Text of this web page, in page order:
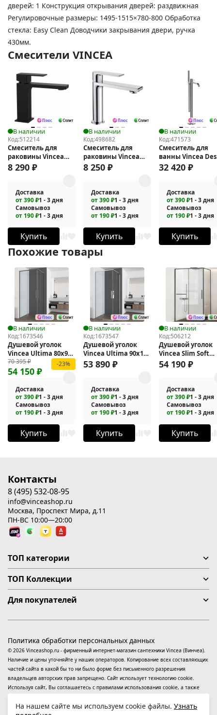
дверей: 1 Конструкция открывания дверей: раздвижная
Регулировочные размеры: 1495-1515×780-800 Обработка
стекла: Easy Clean Доводчики закрывания двери, ручка
430мм.
Смесители VINCEA
В наличии
Код:512214
Смеситель для
раковины Vincea
Cube VBF-1C01MB
8 290 ₽
Доставка
от 390 ₽1 - 3 дня
Самовывоз
от 190 ₽1 - 3 дня
Купить
В наличии
Код:498682
Смеситель для
раковины Vincea
Vogue VBF-1V1CH
8 250 ₽
Доставка
от 390 ₽1 - 3 дня
Самовывоз
от 190 ₽1 - 3 дня
Купить
В наличии
Код:471573
Смеситель для
ванны Vincea
VTF-1DCH
32 420 ₽
Доставка
от 390 ₽1 - 3 дня
Самовывоз
от 190 ₽1 - 3 дня
Купить
Похожие товары
В наличии
Код:1673546
Душевой уголок
Vincea Ultima 80х90
VSS-7UL8090CLGM
70 395₽
54 150 ₽
-23%
Доставка
от 390 ₽1 - 3 дня
Самовывоз
от 190 ₽1 - 3 дня
Купить
В наличии
Код:1673547
Душевой уголок
Vincea Ultima 90х100
VSS-7UL9010CL
53 890 ₽
Доставка
от 390 ₽1 - 3 дня
Самовывоз
от 190 ₽1 - 3 дня
Купить
В наличии
Код:506212
Душевой уголок
Vincea Slim Soft
140x90 VSR-
54 190 ₽
Доставка
от 390 ₽1 - 3 дня
Самовывоз
от 190 ₽1 - 3 дня
Купить
Контакты
8 (495) 532-08-95
info@vinceashop.ru
Москва, Проспект Мира, д.11
ПН-ВС 10:00—20:00
ТОП категории
ТОП Коллекции
Для покупателей
© 2026 Vinceashop.ru - фирменный интернет-магазин сантехники Vincea (Винчеа).
Наличие и цены уточняйте у наших операторов. Копирование всех составляющих
частей сайта в какой бы то ни было форме без письменного разрешения
владельцев авторских прав запрещено. Сайт использует технологию cookie.
Используя сайт, Вы соглашаетесь с правилами использования cookie, а также
применяютсярекомендательные технологии(информационные технологии
Политика обработки персональных данных
На нашем сайте мы используем cookie файлы. Узнать